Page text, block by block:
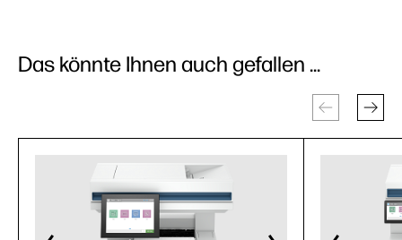
Das könnte Ihnen auch gefallen ...